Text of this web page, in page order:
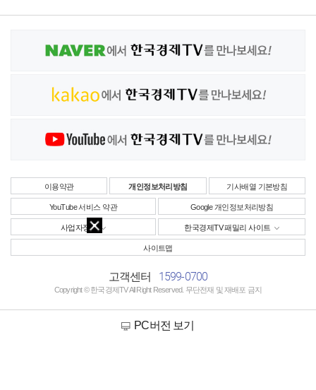
이용약관 개인정보처리방침 기사배열 기본방침
YouTube 서비스 약관 Google 개인정보처리방침
사업자정보 한국경제TV 패밀리 사이트
사이트맵
고객센터 1599-0700
Copyright © 한국경제TV All Right Reserved. 무단전재 및 재배포 금지
PC버전 보기